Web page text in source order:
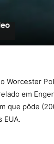
Worcester
em
que pôde
EUA.